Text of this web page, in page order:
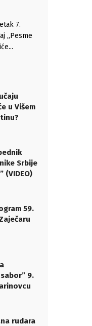
7.
„Pesme
u Višem
Srbije
(VIDEO)
59.
9.
rudara